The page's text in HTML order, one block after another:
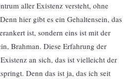
aller Existenz versteht, ohne
hier gibt es ein Gehaltensein, das
ist, sondern eins ist mit der
Brahman. Diese Erfahrung der
an sich, das ist vielleicht der
Denn das ist ja, das ich seit